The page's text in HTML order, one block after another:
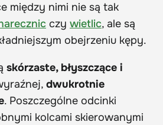
między nimi nie są tak
czy wietlic, ale są
obejrzeniu kępy.
skórzaste, błyszczące i
dwukrotnie
. Poszczególne odcinki
kolcami skierowanymi